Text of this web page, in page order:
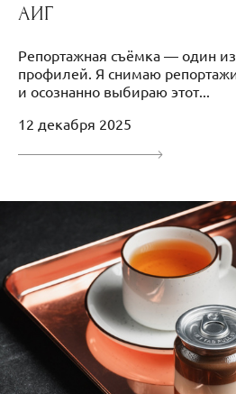
АИГ
Репортажная съёмка — один
профилей. Я снимаю
и осознанно выбираю этот...
12 декабря 2025